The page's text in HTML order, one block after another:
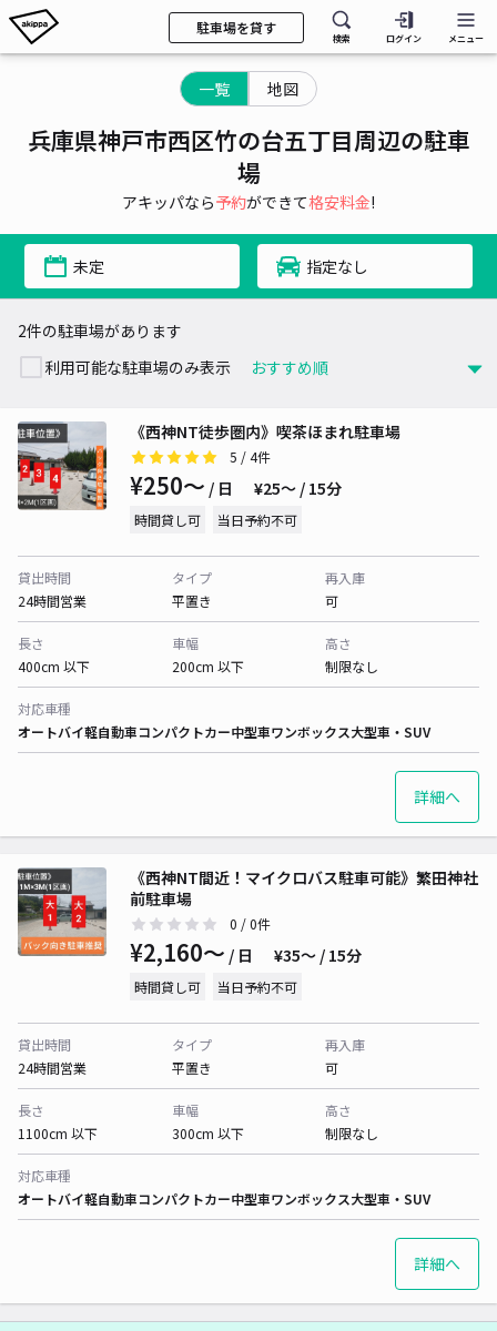
駐車場を貸す
検索 ログイン メニュー
一覧 地図
兵庫県神戸市西区竹の台五丁目周辺の駐車
場
アキッパなら予約ができて格安料金!
未定 指定なし
2件の駐車場があります
利用可能な駐車場のみ表示
《西神NT徒歩圏内》喫茶ほまれ駐車場
5 / 4件
¥250〜 / 日 ¥25〜 / 15分
時間貸し可 当日予約不可
貸出時間
24時間営業
タイプ
平置き
再入庫
可
長さ
400cm 以下
車幅
200cm 以下
高さ
制限なし
対応車種
オートバイ軽自動車コンパクトカー中型車ワンボックス大型車・SUV
詳細へ
《西神NT間近！マイクロバス駐車可能》繁田神社
前駐車場
0 / 0件
¥2,160〜 / 日 ¥35〜 / 15分
時間貸し可 当日予約不可
貸出時間
24時間営業
タイプ
平置き
再入庫
可
長さ
1100cm 以下
車幅
300cm 以下
高さ
制限なし
対応車種
オートバイ軽自動車コンパクトカー中型車ワンボックス大型車・SUV
詳細へ